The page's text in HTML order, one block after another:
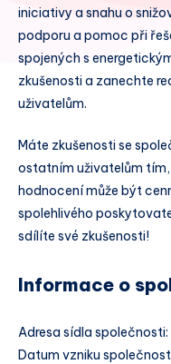
iniciativy a snahu o
podporu a pomoc při
spojených s
zkušenosti a zanechte
uživatelům.
Máte zkušenosti se
ostatním uživatelům tím,
hodnocení může být
spolehlivého
sdílíte své zkušenosti!
Informace o
Adresa sídla
Datum vzniku